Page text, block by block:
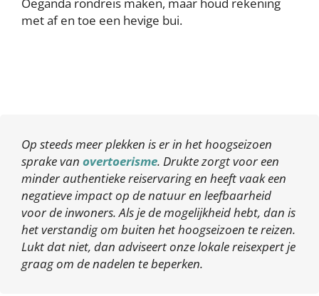
met af en toe een hevige bui.
Op steeds meer plekken is er in het hoogseizoen
sprake van overtoerisme. Drukte zorgt voor een
minder authentieke reiservaring en heeft vaak een
negatieve impact op de natuur en leefbaarheid
voor de inwoners. Als je de mogelijkheid hebt, dan is
het verstandig om buiten het hoogseizoen te reizen.
Lukt dat niet, dan adviseert onze lokale reisexpert je
graag om de nadelen te beperken.